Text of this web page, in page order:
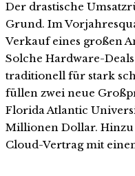
Der drastische
Grund. Im
Verkauf eines großen
Solche Hardware-
traditionell für stark
füllen zwei neue
Florida Atlantic
Millionen Dollar.
Cloud-Vertrag mit